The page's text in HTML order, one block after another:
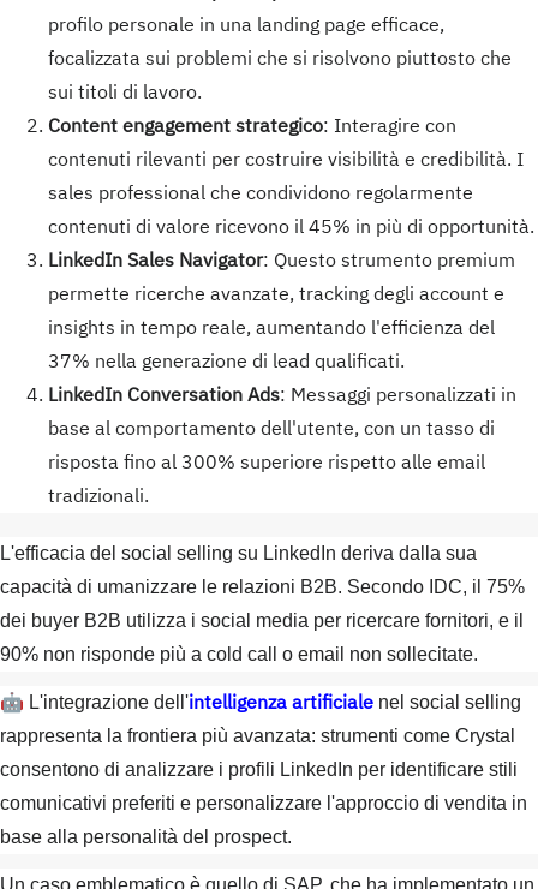
profilo personale in una landing page efficace,
focalizzata sui problemi che si risolvono piuttosto che
sui titoli di lavoro.
Content engagement strategico: Interagire con
contenuti rilevanti per costruire visibilità e credibilità. I
sales professional che condividono regolarmente
contenuti di valore ricevono il 45% in più di opportunità.
LinkedIn Sales Navigator: Questo strumento premium
permette ricerche avanzate, tracking degli account e
insights in tempo reale, aumentando l'efficienza del
37% nella generazione di lead qualificati.
LinkedIn Conversation Ads: Messaggi personalizzati in
base al comportamento dell'utente, con un tasso di
risposta fino al 300% superiore rispetto alle email
tradizionali.
L'efficacia del social selling su LinkedIn deriva dalla sua
capacità di umanizzare le relazioni B2B. Secondo IDC, il 75%
dei buyer B2B utilizza i social media per ricercare fornitori, e il
90% non risponde più a cold call o email non sollecitate.
🤖 L'integrazione dell'intelligenza artificiale nel social selling
rappresenta la frontiera più avanzata: strumenti come Crystal
consentono di analizzare i profili LinkedIn per identificare stili
comunicativi preferiti e personalizzare l'approccio di vendita in
base alla personalità del prospect.
Un caso emblematico è quello di SAP, che ha implementato un